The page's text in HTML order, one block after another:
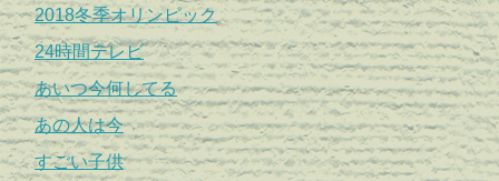
2018冬季オリンピック
24時間テレビ
あいつ今何してる
あの人は今
すごい子供